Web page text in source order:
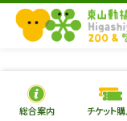
総合案内 チケット